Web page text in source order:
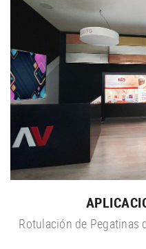
Rotulación de Pegatinas